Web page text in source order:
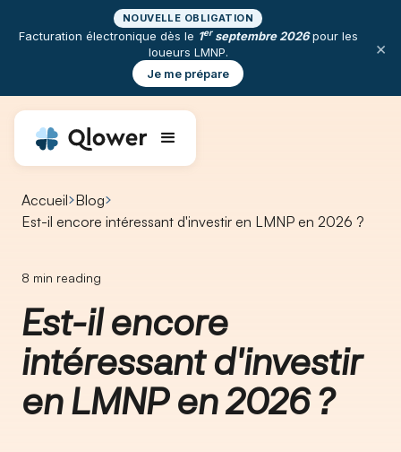
NOUVELLE OBLIGATION
Facturation électronique dès le 1erseptembre 2026pour les
loueurs LMNP.
Je me prépare
×
Accueil Blog
Est-il encore intéressant d'investir en LMNP en 2026 ?
8 min reading
Est-il encore
intéressant d'investir
en LMNP en 2026 ?